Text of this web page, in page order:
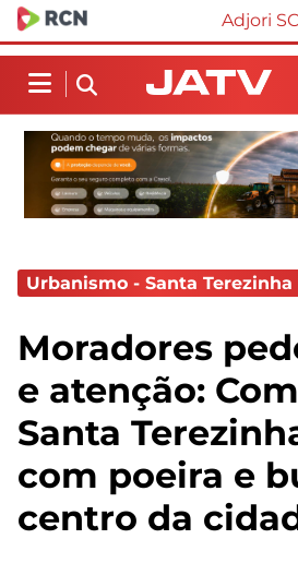
Adjori SC
Urbanismo - Santa Terezinha
Moradores
e atenção:
Santa
com poeira e
centro da